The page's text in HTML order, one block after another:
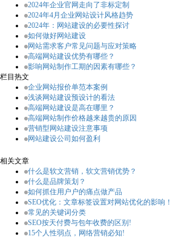
2024年企业官网走向了非标定制
2024年4月企业网站设计风格趋势
2024年：网站建设的必要性探讨
如何做好网站建设
网站需求客户常见问题与应对策略
高端网站建设优势有哪些？
影响网站制作工期的因素有哪些？
栏目热文
企业网站报价单范本案例
浅谈网站建设预设计的看法
高端网站建设是高在哪里？
高端网站制作价格越来越贵的原因
营销型网站建设注意事项
网站建设公司如何盈利
相关文章
什么是软文营销，软文营销优势？
什么是品牌策划？
如何抓住用户户的痛点做产品
SEO优化：文章标签设置对网站优化的影响！
常见的关键词分类
SEO按天付费与包年收费的区别!
15个人性弱点，网络营销必知!